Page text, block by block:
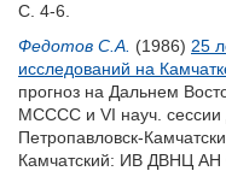
С. 4-6.
Федотов С.А. (1986) 25
исследований на
прогноз на Дальнем
МСССС и VI науч. сессии
Петропавловск-
Камчатский: ИВ ДВНЦ АН